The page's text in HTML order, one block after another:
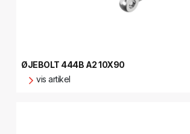
ØJEBOLT 444B A2 10X90
vis artikel